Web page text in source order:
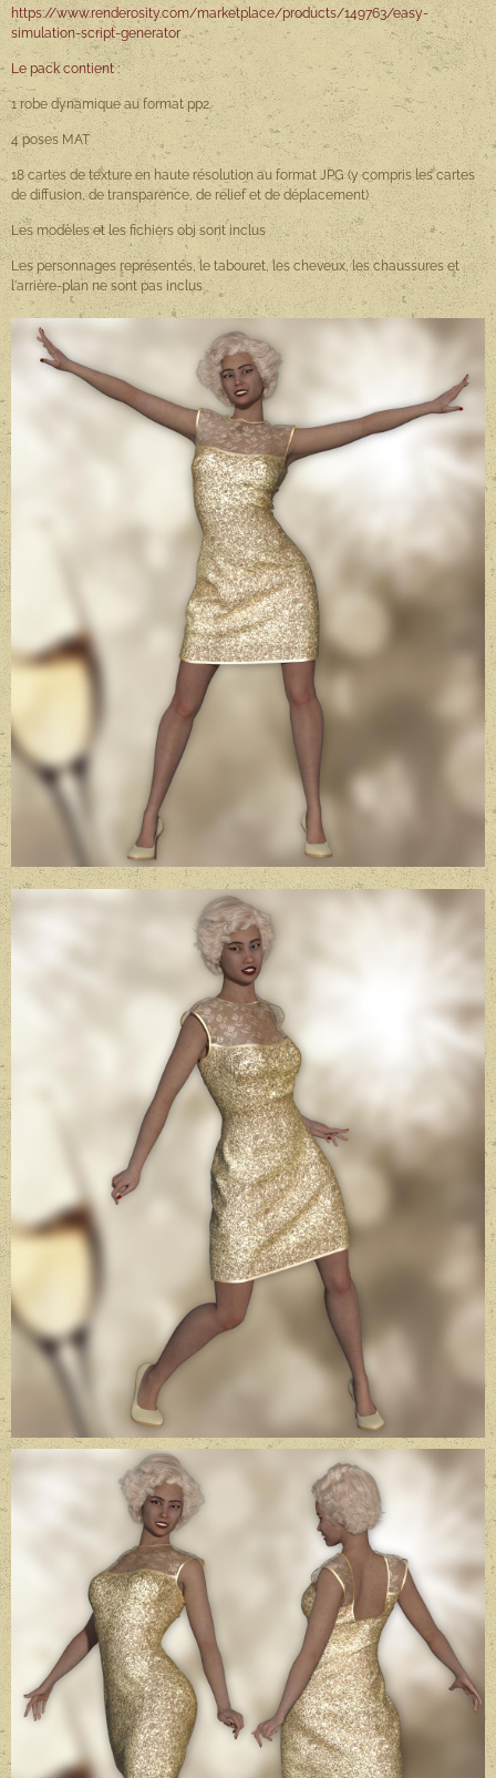
https://www.renderosity.com/marketplace/products/149763/easy-
simulation-script-generator
Le pack contient :
1 robe dynamique au format pp2.
4 poses MAT
18 cartes de texture en haute résolution au format JPG (y compris les cartes
de diffusion, de transparence, de relief et de déplacement)
Les modèles et les fichiers obj sont inclus
Les personnages représentés, le tabouret, les cheveux, les chaussures et
l'arrière-plan ne sont pas inclus